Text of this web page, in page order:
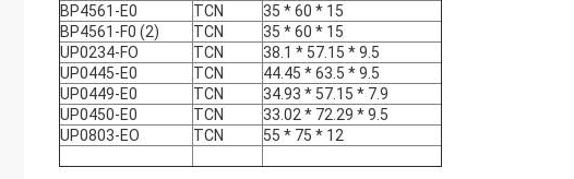
BP4561-E0
TCN
35 * 60 * 15
BP4561-F0 (2)
TCN
35 * 60 * 15
UP0234-FO
TCN
38.1 * 57.15 * 9.5
UP0445-E0
TCN
44.45 * 63.5 * 9.5
UP0449-E0
TCN
34.93 * 57.15 * 7.9
UP0450-E0
TCN
33.02 * 72.29 * 9.5
UP0803-EO
TCN 55 * 75 * 12